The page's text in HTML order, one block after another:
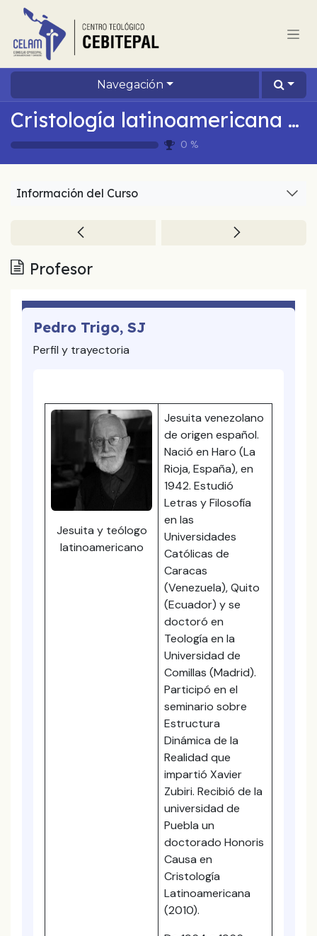
Ir al contenido
Navegación
Cristología latinoamericana hoy
0 %
Información del Curso
Profesor
Pedro Trigo, SJ
Perfil y trayectoria
Jesuita y teólogo
latinoamericano
Jesuita venezolano
de origen español.
Nació en Haro (La
Rioja, España), en
1942. Estudió
Letras y Filosofía
en las
Universidades
Católicas de
Caracas
(Venezuela), Quito
(Ecuador) y se
doctoró en
Teología en la
Universidad de
Comillas (Madrid).
Participó en el
seminario sobre
Estructura
Dinámica de la
Realidad que
impartió Xavier
Zubiri. Recibió de la
universidad de
Puebla un
doctorado Honoris
Causa en
Cristología
Latinoamericana
(2010).